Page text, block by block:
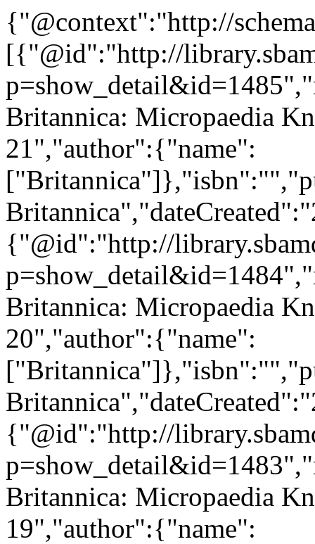
{"@context":"http://
[{"@id":"http://
Britannica: Micropaedia
21","author":{"name":
{"@id":"http://
Britannica: Micropaedia
20","author":{"name":
{"@id":"http://
Britannica: Micropaedia
19","author":{"name":